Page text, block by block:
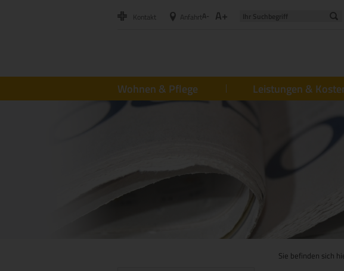
Kontakt AnfahrtA- A+
Wohnen & Pflege Leistungen &
Sie befinden sich